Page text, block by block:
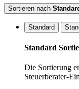
Sortieren nach
Standard
Standard
Die Sortierung
Steuerberater-